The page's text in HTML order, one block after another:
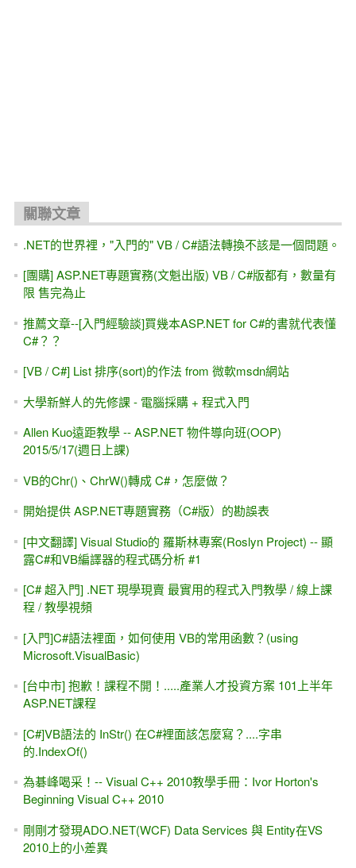
關聯文章
.NET的世界裡，"入門的" VB / C#語法轉換不該是一個問題。
[團購] ASP.NET專題實務(文魁出版) VB / C#版都有，數量有
限 售完為止
推薦文章--[入門經驗談]買幾本ASP.NET for C#的書就代表懂
C#？？
[VB / C#] List 排序(sort)的作法 from 微軟msdn網站
大學新鮮人的先修課 - 電腦採購 + 程式入門
Allen Kuo遠距教學 -- ASP.NET 物件導向班(OOP)
2015/5/17(週日上課)
VB的Chr()、ChrW()轉成 C#，怎麼做？
開始提供 ASP.NET專題實務（C#版）的勘誤表
[中文翻譯] Visual Studio的 羅斯林專案(Roslyn Project) -- 顯
露C#和VB編譯器的程式碼分析 #1
[C# 超入門] .NET 現學現賣 最實用的程式入門教學 / 線上課
程 / 教學視頻
[入門]C#語法裡面，如何使用 VB的常用函數？(using
Microsoft.VisualBasic)
[台中市] 抱歉！課程不開！.....產業人才投資方案 101上半年
ASP.NET課程
[C#]VB語法的 InStr() 在C#裡面該怎麼寫？....字串
的.IndexOf()
為碁峰喝采！-- Visual C++ 2010教學手冊：Ivor Horton's
Beginning Visual C++ 2010
剛剛才發現ADO.NET(WCF) Data Services 與 Entity在VS
2010上的小差異